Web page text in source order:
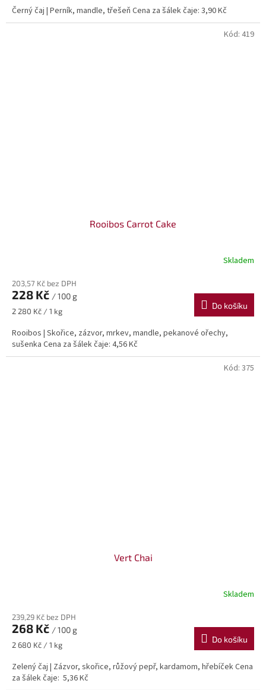
Černý čaj | Perník, mandle, třešeň Cena za šálek čaje: 3,90 Kč
Rooibos Carrot Cake
Skladem
203,57 Kč bez DPH
228 Kč / 100 g
Měrná
2 280 Kč / 1 kg
Do košíku
Rooibos | Skořice, zázvor, mrkev, mandle, pekanové ořechy,
sušenka Cena za šálek čaje: 4,56 Kč
Kód: 419
Vert Chai
Skladem
239,29 Kč bez DPH
268 Kč / 100 g
Měrná
2 680 Kč / 1 kg
Do košíku
Zelený čaj | Zázvor, skořice, růžový pepř, kardamom, hřebíček Cena
za šálek čaje: 5,36 Kč
Kód: 375